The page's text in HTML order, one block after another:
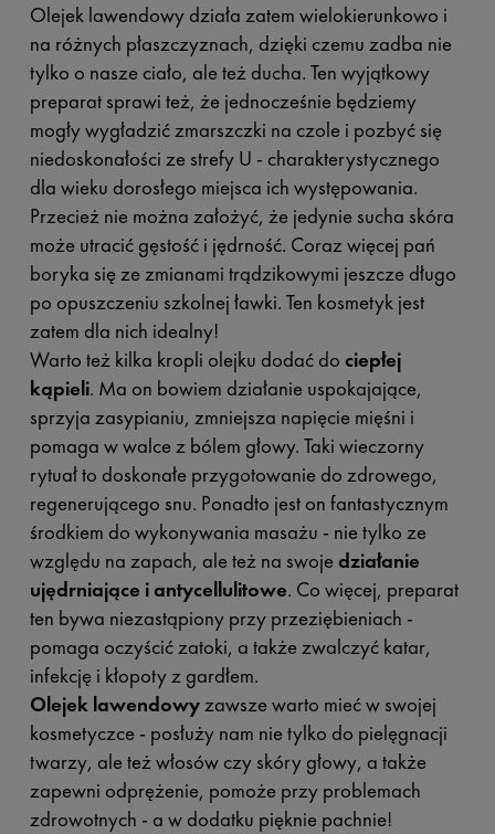
Olejek lawendowy działa zatem wielokierunkowo i
na różnych płaszczyznach, dzięki czemu zadba nie
tylko o nasze ciało, ale też ducha. Ten wyjątkowy
preparat sprawi też, że jednocześnie będziemy
mogły wygładzić zmarszczki na czole i pozbyć się
niedoskonałości ze strefy U - charakterystycznego
dla wieku dorosłego miejsca ich występowania.
Przecież nie można założyć, że jedynie sucha skóra
może utracić gęstość i jędrność. Coraz więcej pań
boryka się ze zmianami trądzikowymi jeszcze długo
po opuszczeniu szkolnej ławki. Ten kosmetyk jest
zatem dla nich idealny!
Warto też kilka kropli olejku dodać do ciepłej
kąpieli. Ma on bowiem działanie uspokajające,
sprzyja zasypianiu, zmniejsza napięcie mięśni i
pomaga w walce z bólem głowy. Taki wieczorny
rytuał to doskonałe przygotowanie do zdrowego,
regenerującego snu. Ponadto jest on fantastycznym
środkiem do wykonywania masażu - nie tylko ze
względu na zapach, ale też na swojedziałanie
ujędrniające i antycellulitowe. Co więcej, preparat
ten bywa niezastąpiony przy przeziębieniach -
pomaga oczyścić zatoki, a także zwalczyć katar,
infekcję i kłopoty z gardłem.
Olejek lawendowyzawsze warto mieć w swojej
kosmetyczce - posłuży nam nie tylko do pielęgnacji
twarzy, ale też włosów czy skóry głowy, a także
zapewni odprężenie, pomoże przy problemach
zdrowotnych - a w dodatku pięknie pachnie!